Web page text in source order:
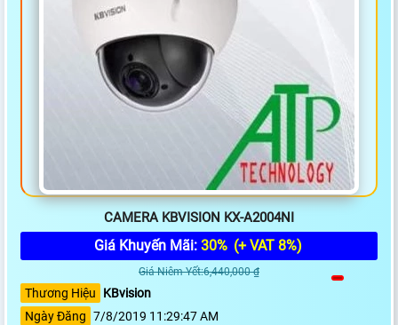
CAMERA KBVISION KX-A2004NI
Giá Khuyến Mãi: 30% (+ VAT 8%)
Giá Niêm Yết:6,440,000 ₫
Thương Hiệu
KBvision
Ngày Đăng 7/8/2019 11:29:47 AM